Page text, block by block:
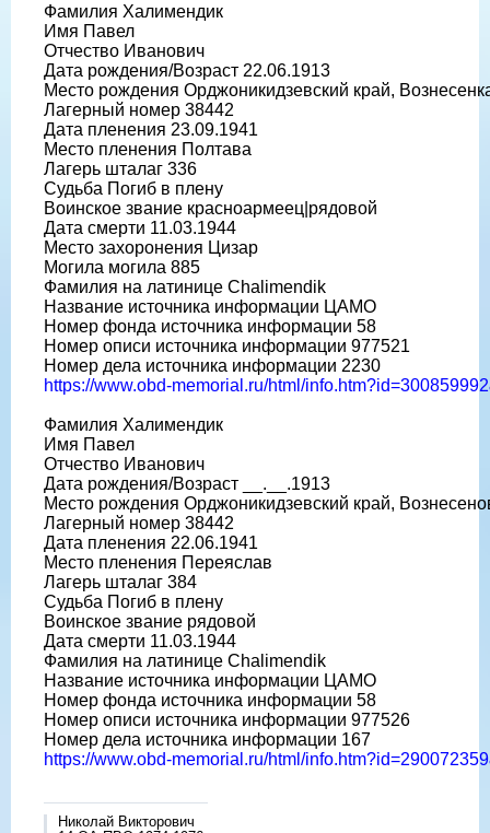
Фамилия Халимендик
Имя Павел
Отчество Иванович
Дата рождения/Возраст 22.06.1913
Место рождения Орджоникидзевский край,
Лагерный номер 38442
Дата пленения 23.09.1941
Место пленения Полтава
Лагерь шталаг 336
Судьба Погиб в плену
Воинское звание красноармеец|рядовой
Дата смерти 11.03.1944
Место захоронения Цизар
Могила могила 885
Фамилия на латинице Chalimendik
Название источника информации ЦАМО
Номер фонда источника информации 58
Номер описи источника информации 977521
Номер дела источника информации 2230
https://www.obd-memorial.ru/html/
Фамилия Халимендик
Имя Павел
Отчество Иванович
Дата рождения/Возраст __.__.1913
Место рождения Орджоникидзевский край,
Лагерный номер 38442
Дата пленения 22.06.1941
Место пленения Переяслав
Лагерь шталаг 384
Судьба Погиб в плену
Воинское звание рядовой
Дата смерти 11.03.1944
Фамилия на латинице Chalimendik
Название источника информации ЦАМО
Номер фонда источника информации 58
Номер описи источника информации 977526
Номер дела источника информации 167
https://www.obd-memorial.ru/html/
Николай Викторович